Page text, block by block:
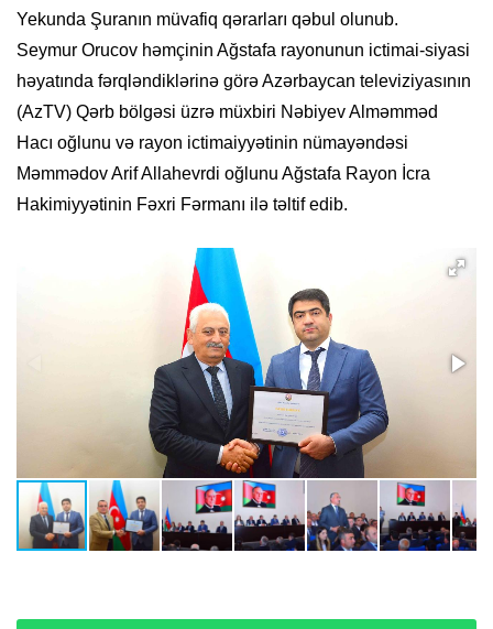
Yekunda Şuranın müvafiq qərarları qəbul olunub.
Seymur Orucov həmçinin Ağstafa rayonunun ictimai-siyasi
həyatında fərqləndiklərinə görə Azərbaycan televiziyasının
(AzTV) Qərb bölgəsi üzrə müxbiri Nəbiyev Alməmməd
Hacı oğlunu və rayon ictimaiyyətinin nümayəndəsi
Məmmədov Arif Allahevrdi oğlunu Ağstafa Rayon İcra
Hakimiyyətinin Fəxri Fərmanı ilə təltif edib.